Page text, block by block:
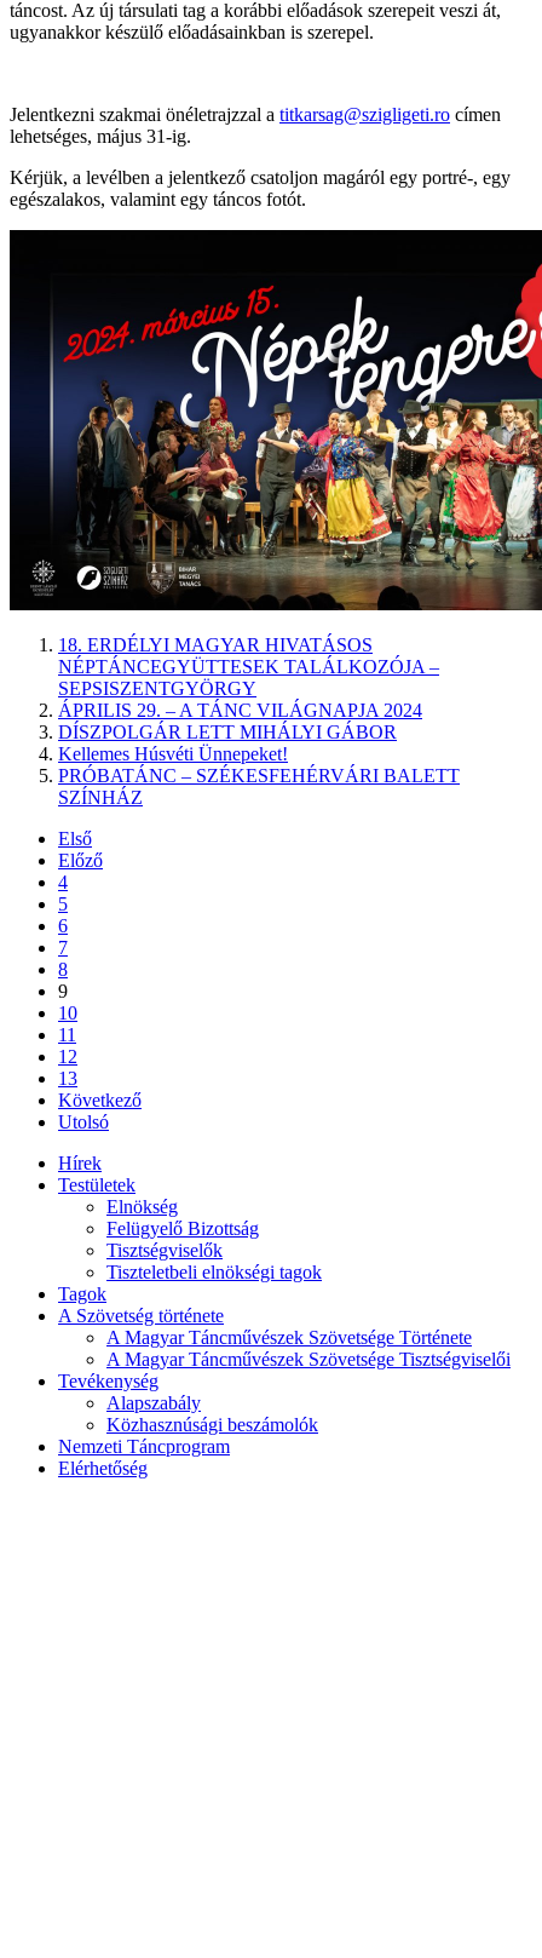
táncost. Az új társulati tag a korábbi előadások szerepeit veszi át,
ugyanakkor készülő előadásainkban is szerepel.
Jelentkezni szakmai önéletrajzzal a titkarsag@szigligeti.ro címen
lehetséges, május 31-ig.
Kérjük, a levélben a jelentkező csatoljon magáról egy portré-, egy
egészalakos, valamint egy táncos fotót.
18. ERDÉLYI MAGYAR HIVATÁSOS
NÉPTÁNCEGYÜTTESEK TALÁLKOZÓJA –
SEPSISZENTGYÖRGY
ÁPRILIS 29. – A TÁNC VILÁGNAPJA 2024
DÍSZPOLGÁR LETT MIHÁLYI GÁBOR
Kellemes Húsvéti Ünnepeket!
PRÓBATÁNC – SZÉKESFEHÉRVÁRI BALETT
SZÍNHÁZ
Első
Előző
4
5
6
7
8
9
10
11
12
13
Következő
Utolsó
Hírek
Testületek
Elnökség
Felügyelő Bizottság
Tisztségviselők
Tiszteletbeli elnökségi tagok
Tagok
A Szövetség története
A Magyar Táncművészek Szövetsége Története
A Magyar Táncművészek Szövetsége Tisztségviselői
Tevékenység
Alapszabály
Közhasznúsági beszámolók
Nemzeti Táncprogram
Elérhetőség